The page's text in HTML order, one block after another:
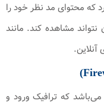
که محتوای مد نظر خود را
مشاهده کند. مانند
می‌باشد که ترافیک ورود و